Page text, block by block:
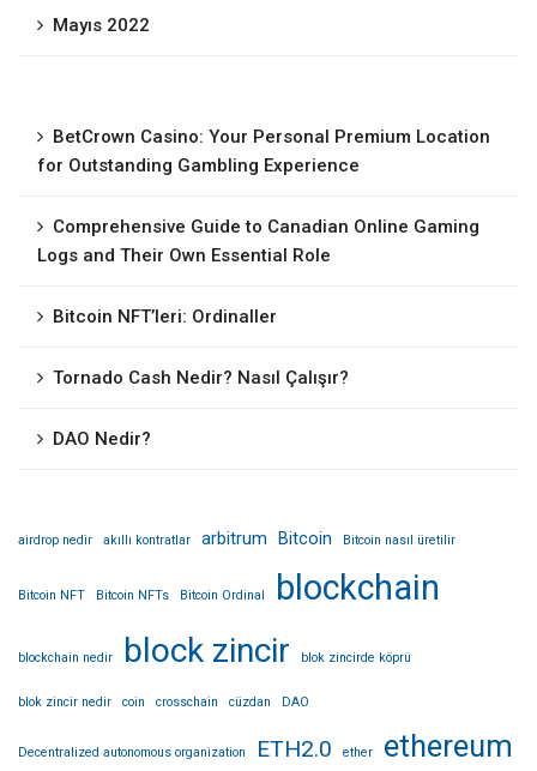
Mayıs 2022
BetCrown Casino: Your Personal Premium Location
for Outstanding Gambling Experience
Comprehensive Guide to Canadian Online Gaming
Logs and Their Own Essential Role
Bitcoin NFT’leri: Ordinaller
Tornado Cash Nedir? Nasıl Çalışır?
DAO Nedir?
airdrop nedir akıllı kontratlar arbitrum Bitcoin Bitcoin nasıl üretilir
Bitcoin NFT Bitcoin NFTs Bitcoin Ordinal blockchain
blockchain nedir block zincir blok zincirde köprü
blok zincir nedir coin crosschain cüzdan DAO
Decentralized autonomous organization ETH2.0 ether ethereum